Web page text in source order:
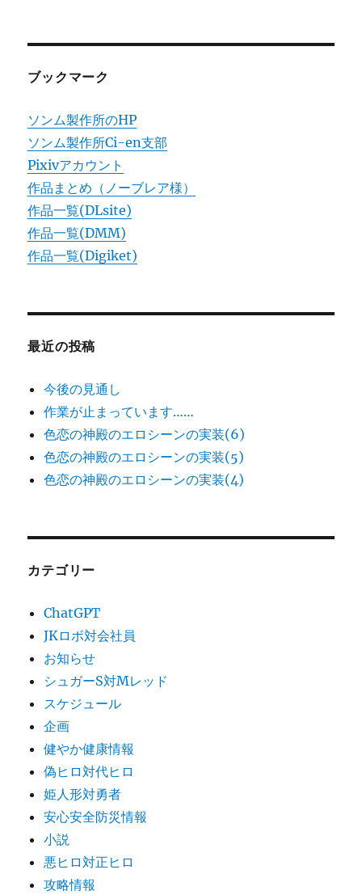
ブックマーク
ソンム製作所のHP
ソンム製作所Ci-en支部
Pixivアカウント
作品まとめ（ノーブレア様）
作品一覧(DLsite)
作品一覧(DMM)
作品一覧(Digiket)
最近の投稿
今後の見通し
作業が止まっています……
色恋の神殿のエロシーンの実装(6)
色恋の神殿のエロシーンの実装(5)
色恋の神殿のエロシーンの実装(4)
カテゴリー
ChatGPT
JKロボ対会社員
お知らせ
シュガーS対Mレッド
スケジュール
企画
健やか健康情報
偽ヒロ対代ヒロ
姫人形対勇者
安心安全防災情報
小説
悪ヒロ対正ヒロ
攻略情報